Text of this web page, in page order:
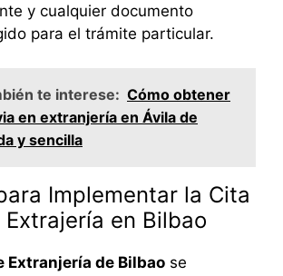
y cualquier documento
para el trámite particular.
te interese: Cómo obtener
en extranjería en Ávila de
y sencilla
Implementar la Cita
Extrajería en Bilbao
Extranjería de Bilbao se